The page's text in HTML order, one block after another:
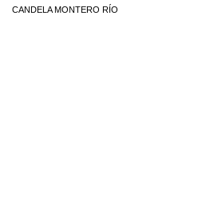
CANDELA MONTERO RÍO